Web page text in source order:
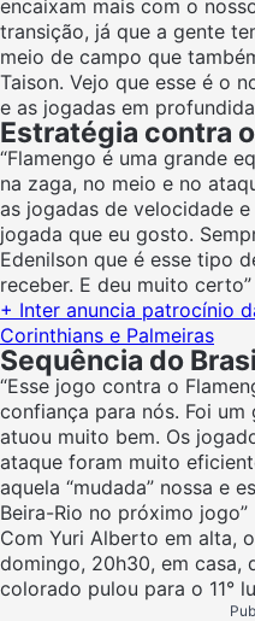
encaixam mais com o
transição, já que a gente
meio de campo que
Taison. Vejo que esse é o
e as jogadas em
Estratégia contra
“Flamengo é uma grande
na zaga, no meio e no
as jogadas de velocidade
jogada que eu gosto.
Edenilson que é esse tipo
receber. E deu muito certo”
+ Inter anuncia patrocínio
Corinthians e Palmeiras
Sequência do
“Esse jogo contra o
confiança para nós. Foi
atuou muito bem. Os
ataque foram muito
aquela “mudada” nossa e
Beira-Rio no próximo jogo”
Com Yuri Alberto em alta,
domingo, 20h30, em casa,
colorado pulou para o 11°